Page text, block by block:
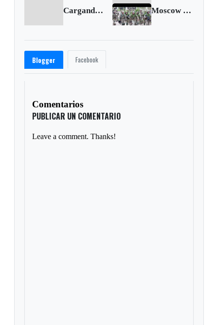
Cargando anterior... Moscow says U.S. response ignores its main concerns
Blogger Facebook
Comentarios
PUBLICAR UN COMENTARIO
Leave a comment. Thanks!